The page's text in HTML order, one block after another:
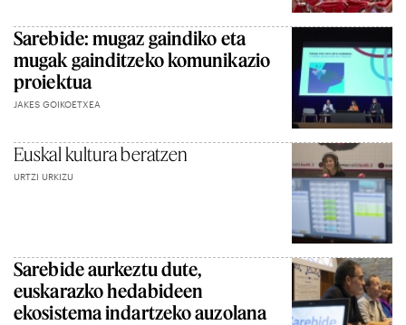
Sarebide: mugaz gaindiko eta
mugak gainditzeko komunikazio
proiektua
JAKES GOIKOETXEA
Euskal kultura beratzen
URTZI URKIZU
Sarebide aurkeztu dute,
euskarazko hedabideen
ekosistema indartzeko auzolana